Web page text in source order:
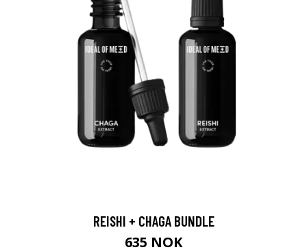
REISHI + CHAGA BUNDLE
635 NOK